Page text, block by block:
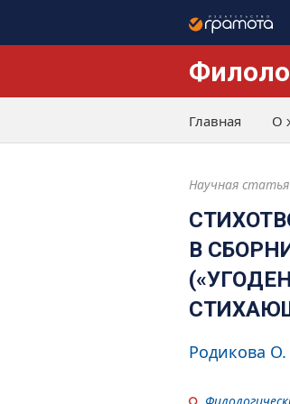
Главная О
Научная статья
В
Родикова О.